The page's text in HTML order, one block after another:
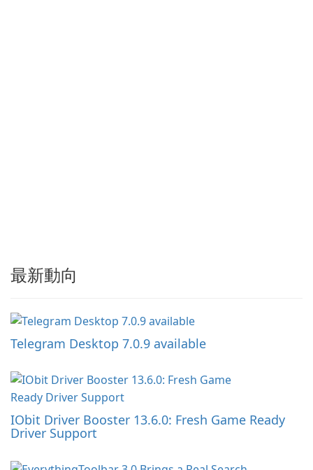
最新動向
Telegram Desktop 7.0.9 available
IObit Driver Booster 13.6.0: Fresh Game Ready
Driver Support